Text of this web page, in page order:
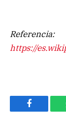
Referencia:
https://
Facebook